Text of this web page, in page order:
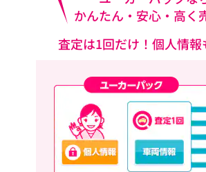
かんたん・安心・高く
査定は1回だけ！個人情報